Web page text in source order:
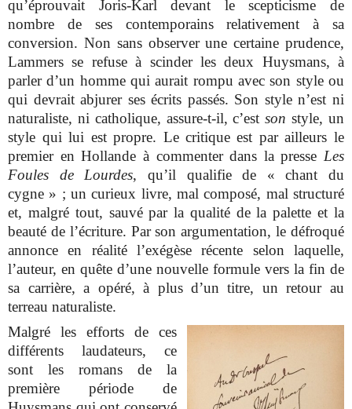
qu’éprouvait Joris-Karl devant le scepticisme de
nombre de ses contemporains relativement à sa
conversion. Non sans observer une certaine prudence,
Lammers se refuse à scinder les deux Huysmans, à
parler d’un homme qui aurait rompu avec son style ou
qui devrait abjurer ses écrits passés. Son style n’est ni
naturaliste, ni catholique, assure-t-il, c’estson style, un
style qui lui est propre. Le critique est par ailleurs le
premier en Hollande à commenter dans la presse Les
Foules de Lourdes, qu’il qualifie de « chant du
cygne » ; un curieux livre, mal composé, mal structuré
et, malgré tout, sauvé par la qualité de la palette et la
beauté de l’écriture. Par son argumentation, le défroqué
annonce en réalité l’exégèse récente selon laquelle,
l’auteur, en quête d’une nouvelle formule vers la fin de
sa carrière, a opéré, à plus d’un titre, un retour au
terreau naturaliste.
Malgré les efforts de ces
différents laudateurs, ce
sont les romans de la
première période de